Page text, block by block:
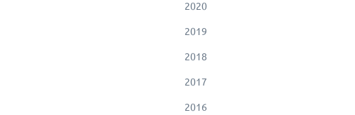
2020
2019
2018
2017
2016